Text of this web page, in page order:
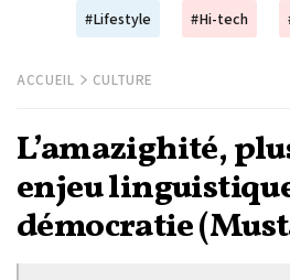
#Lifestyle #Hi-tech
ACCUEIL CULTURE
L’amazighité,
enjeu
démocratie